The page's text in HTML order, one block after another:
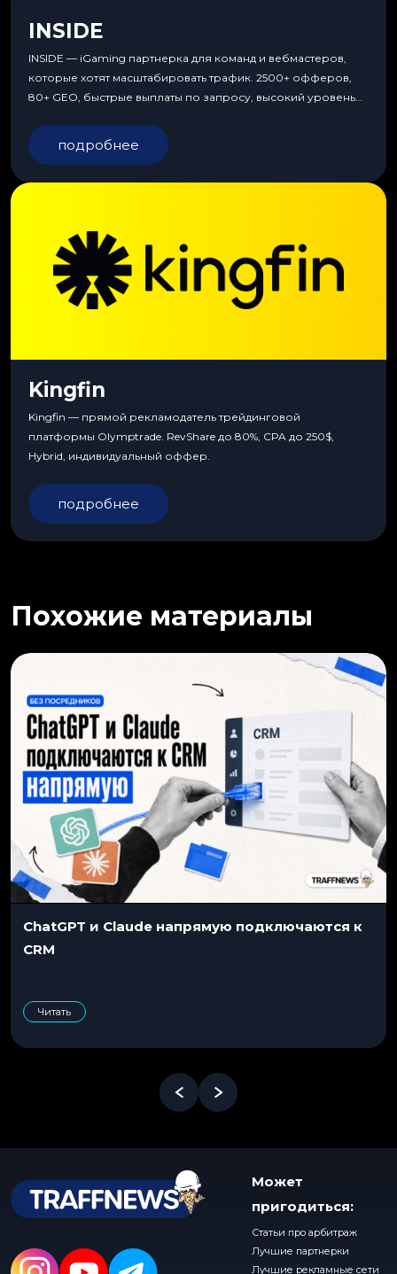
INSIDE
INSIDE — iGaming партнерка для команд и вебмастеров,
которые хотят масштабировать трафик. 2500+ офферов,
80+ GEO, быстрые выплаты по запросу, высокий уровень
подробнее
Kingfin
Kingfin — прямой рекламодатель трейдинговой
платформы Olymptrade. RevShare до 80%, CPA до 250$,
Hybrid, индивидуальный оффер.
подробнее
Похожие материалы
ChatGPT и Claude напрямую подключаются к
CRM
Читать
Может
пригодиться:
Статьи про арбитраж
Лучшие партнерки
Лучшие рекламные сети